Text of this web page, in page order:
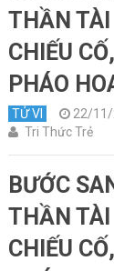
THẦN
CHIẾU
PHÁO
TỬ VI 22/11/
Tri Thức Trẻ
BƯỚC
THẦN
CHIẾU